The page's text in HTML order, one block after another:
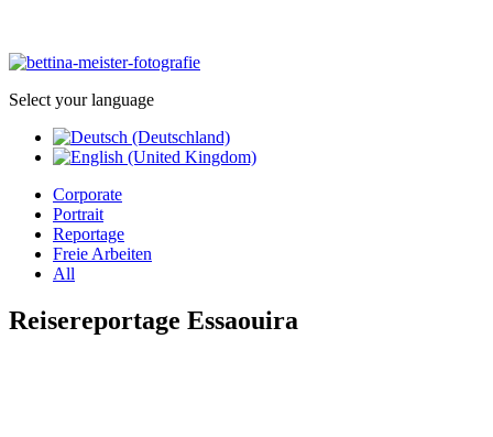
Select your language
Corporate
Portrait
Reportage
Freie Arbeiten
All
Reisereportage Essaouira